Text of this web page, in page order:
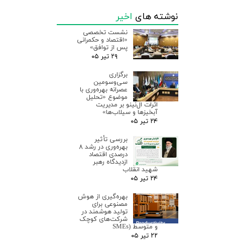
نوشته های اخیر
نشست تخصصی
«اقتصاد و حکمرانی
پس از توافق»
۲۹ تیر ۰۵
برگزاری
سی‌وسومین
عصرانه بهره‌وری با
موضوع «تحلیل
اثرات ال‌نینو بر مدیریت
آبخیزها و سیلاب‌ها»
۲۴ تیر ۰۵
بررسی تأثیر
بهره‌وری در رشد ۸
درصدی اقتصاد
ازدیدگاه رهبر
شهید انقلاب
۲۴ تیر ۰۵
بهره‌گیری از هوش
مصنوعی برای
تولید هوشمند در
شرکت‌های کوچک
و متوسط (SMEs
۲۲ تیر ۰۵